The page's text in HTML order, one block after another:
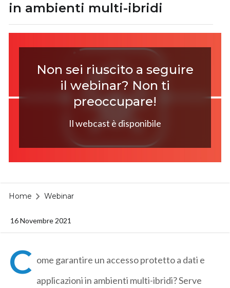
in ambienti multi-ibridi
Non sei riuscito a seguire
il webinar? Non ti
preoccupare!
Il webcast è disponibile
Home Webinar
16 Novembre 2021
C ome garantire un accesso protetto a dati e
applicazioni in ambienti multi-ibridi? Serve